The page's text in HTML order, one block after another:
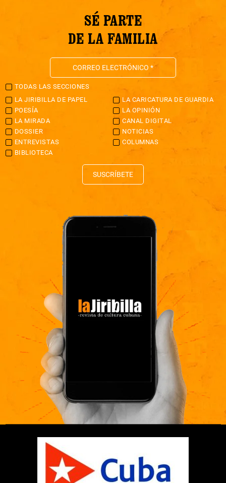
SÉ PARTE
DE LA FAMILIA
TODAS LAS SECCIONES
LA JIRIBILLA DE PAPEL
LA CARICATURA DE GUARDIA
POESÍA
LA OPINIÓN
LA MIRADA
CANAL DIGITAL
DOSSIER
NOTICIAS
ENTREVISTAS
COLUMNAS
BIBLIOTECA
SUSCRÍBETE